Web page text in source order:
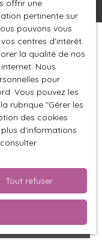
Créer une alerte
offrir une
pertinente sur
pouvons vous
centres d'intérêt.
la qualité de nos
Nous
pour
Vous pouvez les
rubrique ″Gérer les
des cookies
d'informations
Tout refuser